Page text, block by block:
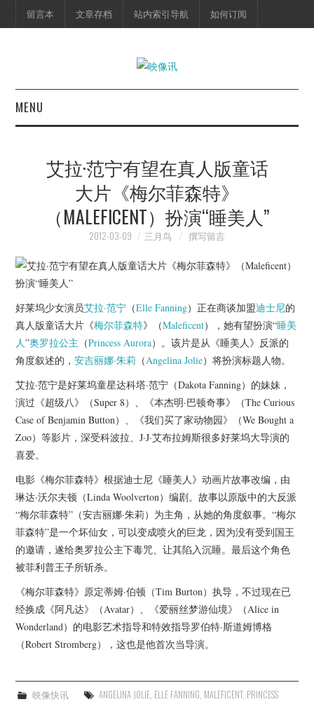
留言本 文章存档 站内索引导航 如何订阅
MENU
映像快讯
预告片
脱口秀
杂七杂八
美剧英剧
电影档期
推荐电影
艾拉·范宁有望在真人版童话
大片《梅尔菲森特》
（MALEFICENT）扮演“睡美人”
2012-03-09 三月鸟 撰写留言
好莱坞少女演员艾拉·范宁 （Elle Fanning）正在商谈加盟迪士尼的
真人版童话大片《梅尔菲森特》（Maleficent），她有望扮演“睡美
人”奥罗拉公主 （Princess Aurora）。该片是从《睡美人》反派的
角度叙述的，安吉丽娜·朱莉 （Angelina Jolie）将扮演标题人物。
艾拉·范宁是好莱坞童星达科塔·范宁（Dakota Fanning）的妹妹，
演过《超级八》（Super 8）、《本杰明·巴顿奇事》（The Curious
Case of Benjamin Button）、《我们买了家动物园》（We Bought a
Zoo）等影片，深受科波拉、J·J·艾布拉姆斯很多好莱坞大导演的
喜爱。
电影《梅尔菲森特》根据迪士尼《睡美人》动画片故事改编，由
琳达·沃尔夫顿（Linda Woolverton）编剧。故事以原版中的大反派
“梅尔菲森特”（安吉丽娜·朱莉）为主角，从她的角度叙事。“梅尔
菲森特”是一个坏仙女，可以变成喷火的巨龙，因为没有受到国王
的邀请，遂给奥罗拉公主下毒咒、让其陷入沉睡。最后这个角色
被菲利普王子所斩杀。
《梅尔菲森特》原定蒂姆·伯顿（Tim Burton）执导，不过现在已
经换成《阿凡达》（Avatar）、《爱丽丝梦游仙境》（Alice in
Wonderland）的电影艺术指导和特效指导罗伯特·斯道姆博格
（Robert Stromberg），这也是他首次当导演。
映像快讯 ANGELINA JOLIE, ELLE FANNING, MALEFICENT, PRINCESS